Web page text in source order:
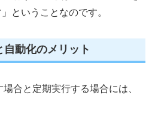
ということなのです。
動化のメリット
合と定期実行する場合には、